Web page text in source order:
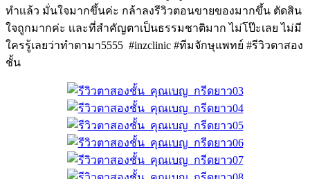
ทำเเล้ว มั่นใจมากขึ้นค่ะ กล้าลงรีวิวตอนขายของมากขึ้น ตัดสิน
ใจถูกมากค่ะ เเละที่สำคัญตาเป็นธรรมชาติมาก ไม่โป๊ะเลย ไม่มี
ใครรู้เลยว่าทำตามา5555 #inzclinic #ทีมจักษุแพทย์ #รีวิวตาสอง
ชั้น